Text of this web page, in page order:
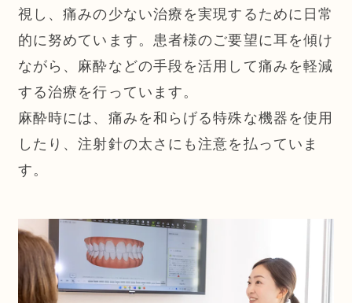
視し、痛みの少ない治療を実現するために日常
的に努めています。患者様のご要望に耳を傾け
ながら、麻酔などの手段を活用して痛みを軽減
する治療を行っています。
麻酔時には、痛みを和らげる特殊な機器を使用
したり、注射針の太さにも注意を払っていま
す。